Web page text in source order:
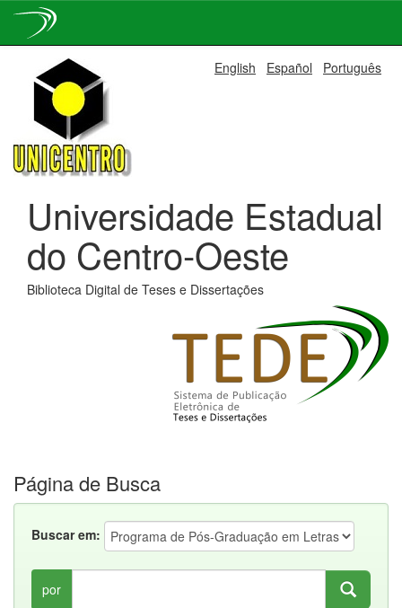
navigation
English Español Português
Universidade Estadual
do Centro-Oeste
Biblioteca Digital de Teses e Dissertações
Página de Busca
Buscar em:
por